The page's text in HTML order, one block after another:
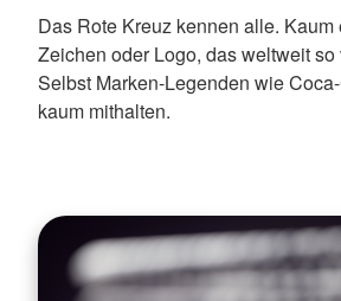
Das Rote Kreuz kennen alle.
Zeichen oder Logo, das weltweit so
Selbst Marken-Legenden wie
kaum mithalten.